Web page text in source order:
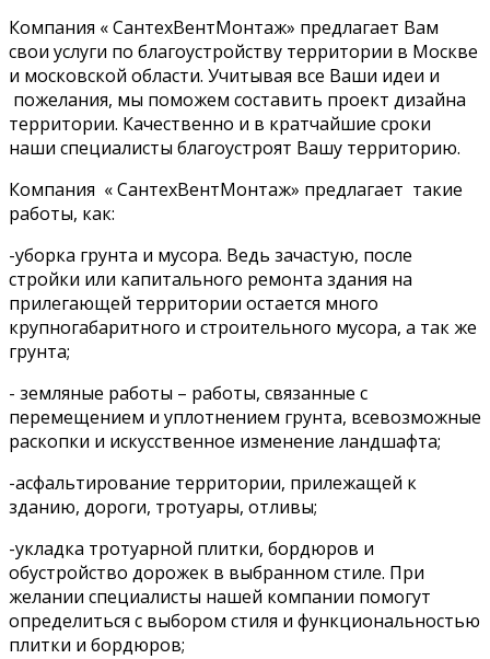
Компания « СантехВентМонтаж» предлагает Вам
свои услуги по благоустройству территории в Москве
и московской области. Учитывая все Ваши идеи и
пожелания, мы поможем составить проект дизайна
территории. Качественно и в кратчайшие сроки
наши специалисты благоустроят Вашу территорию.
Компания « СантехВентМонтаж» предлагает такие
работы, как:
-уборка грунта и мусора. Ведь зачастую, после
стройки или капитального ремонта здания на
прилегающей территории остается много
крупногабаритного и строительного мусора, а так же
грунта;
- земляные работы – работы, связанные с
перемещением и уплотнением грунта, всевозможные
раскопки и искусственное изменение ландшафта;
-асфальтирование территории, прилежащей к
зданию, дороги, тротуары, отливы;
-укладка тротуарной плитки, бордюров и
обустройство дорожек в выбранном стиле. При
желании специалисты нашей компании помогут
определиться с выбором стиля и функциональностью
плитки и бордюров;